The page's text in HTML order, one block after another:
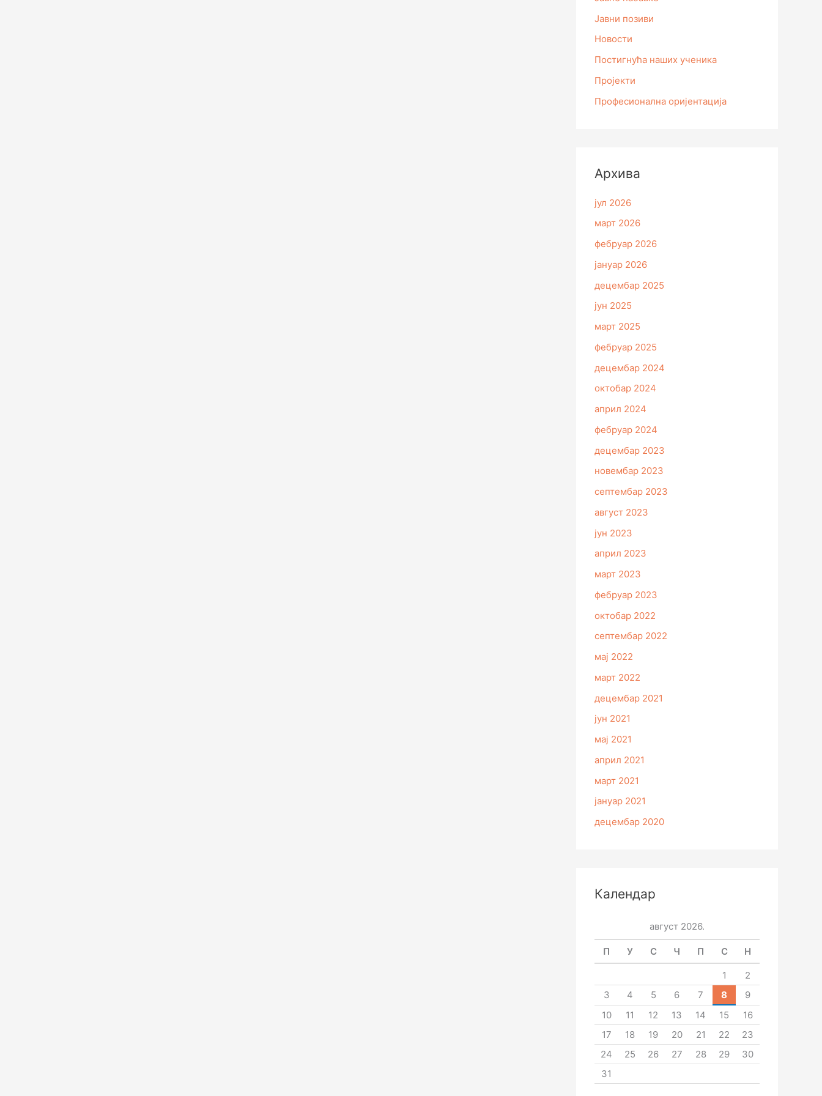
Јавни позиви
Новости
Постигнућа наших ученика
Пројекти
Професионална оријентација
Архивa
јул 2026
март 2026
фебруар 2026
јануар 2026
децембар 2025
јун 2025
март 2025
фебруар 2025
децембар 2024
октобар 2024
април 2024
фебруар 2024
децембар 2023
новембар 2023
септембар 2023
август 2023
јун 2023
април 2023
март 2023
фебруар 2023
октобар 2022
септембар 2022
мај 2022
март 2022
децембар 2021
јун 2021
мај 2021
април 2021
март 2021
јануар 2021
децембар 2020
Календар
август 2026.
П У С Ч П С Н
1
2
3
4 5 6 7 8
9
10
11 12 13 14 15
16
17
18 19 20 21 22
23
24
25 26 27 28 29
30
31